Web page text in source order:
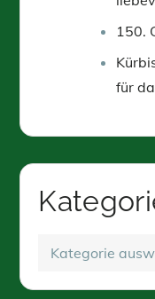
150.
für
Kategorien